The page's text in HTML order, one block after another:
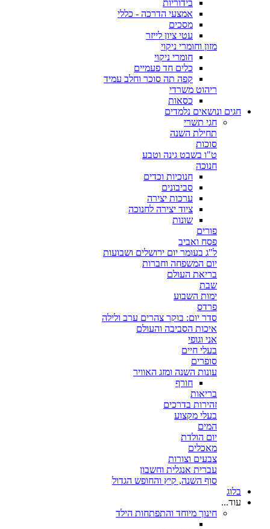
בידוריות
אמצעי הדרכה - כללי
מסכים
עטי ציון לייזר
מזון וחומרי ניקוי
חומרי ניקוי
כלים חד פעמיים
קפה תה סוכר וחלב עמיד
ריהוט משרדי
כסאות
חגים ונושאים נלמדים
חגי תשרי
תחילת השנה
סוכות
ט"ו בשבט גינה וטבע
חנוכה
חנוכיות וכדים
סביבונים
ערכות יצירה
ציוד יצירה לחנוכה
שונות
פורים
פסח ואביב
ל"ג בעומר יום ירושלים ושבועות
יום המשפחה וחברות
בריאת העולם
שבת
ימות השבוע
פרדס
סדר יום: בוקר צהרים ערב ולילה
איכות הסביבה והעולם
אני וגופי
בעלי חיים
סופרים
עונות השנה ומזג האוויר
חורף
בריאות
זהירות בדרכים
בעלי מקצוע
המים
יום הולדת
מאכלים
צבעים וצורות
עברית אנגלית וחשבון
סוף השנה, קיץ והחופש הגדול
בלוג
עוד...
חינוך מיוחד והתפתחות הילד